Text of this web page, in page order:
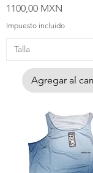
Precio
1100,00 MXN
Impuesto incluido
Agregar al